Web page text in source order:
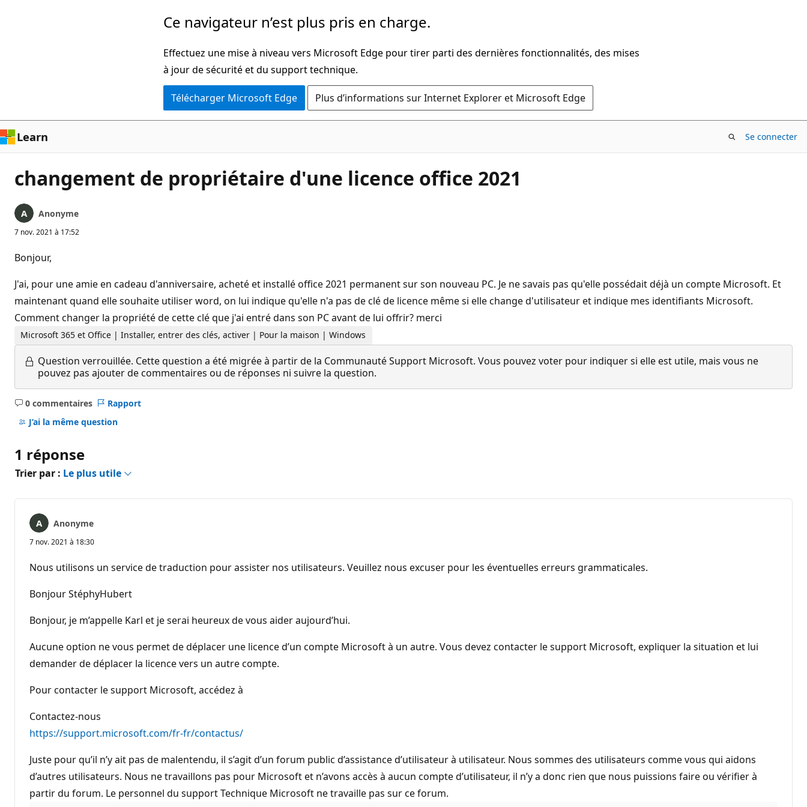
Ce navigateur n’est plus pris en charge.
Effectuez une mise à niveau vers Microsoft Edge pour tirer parti des dernières fonctionnalités, des mises
à jour de sécurité et du support technique.
Télécharger Microsoft Edge Plus d’informations sur Internet Explorer et Microsoft Edge
Learn Se connecter
changement de propriétaire d'une licence office 2021
Anonyme
7 nov. 2021 à 17:52
Bonjour,
J'ai, pour une amie en cadeau d'anniversaire, acheté et installé office 2021 permanent sur son nouveau PC. Je ne savais pas qu'elle possédait déjà un compte Microsoft. Et
maintenant quand elle souhaite utiliser word, on lui indique qu'elle n'a pas de clé de licence même si elle change d'utilisateur et indique mes identifiants Microsoft.
Comment changer la propriété de cette clé que j'ai entré dans son PC avant de lui offrir? merci
Microsoft 365 et Office | Installer, entrer des clés, activer | Pour la maison | Windows
Question verrouillée. Cette question a été migrée à partir de la Communauté Support Microsoft. Vous pouvez voter pour indiquer si elle est utile, mais vous ne
pouvez pas ajouter de commentaires ou de réponses ni suivre la question.
0 commentaires
Aucun
commentaire
Rapport
J’ai la même question
1 réponse
Trier par : Le plus utile
Anonyme
7 nov. 2021 à 18:30
Nous utilisons un service de traduction pour assister nos utilisateurs. Veuillez nous excuser pour les éventuelles erreurs grammaticales.
Bonjour StéphyHubert
Bonjour, je m’appelle Karl et je serai heureux de vous aider aujourd’hui.
Aucune option ne vous permet de déplacer une licence d’un compte Microsoft à un autre. Vous devez contacter le support Microsoft, expliquer la situation et lui
demander de déplacer la licence vers un autre compte.
Pour contacter le support Microsoft, accédez à
Contactez-nous
https://support.microsoft.com/fr-fr/contactus/
Juste pour qu’il n’y ait pas de malentendu, il s’agit d’un forum public d’assistance d’utilisateur à utilisateur. Nous sommes des utilisateurs comme vous qui aidons
d’autres utilisateurs. Nous ne travaillons pas pour Microsoft et n’avons accès à aucun compte d’utilisateur, il n’y a donc rien que nous puissions faire ou vérifier à
partir du forum. Le personnel du support Technique Microsoft ne travaille pas sur ce forum.